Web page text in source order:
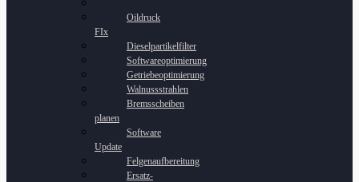
Oildruck
FIx
Dieselpartikelfilter
Softwareoptimierung
Getriebeoptimierung
Walnussstrahlen
Bremsscheiben
planen
Software
Update
Felgenaufbereitung
Ersatz-